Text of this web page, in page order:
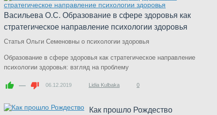
Васильева О.С. Образование в сфере здоровья как
стратегическое направление психологии здоровья
Статья Ольги Семеновны о психологии здоровья
Образование в сфере здоровья как стратегическое направление
психологии здоровья: взгляд на проблему
— 06.12.2019 Lidia Kulbaka 0
Как прошло Рождество